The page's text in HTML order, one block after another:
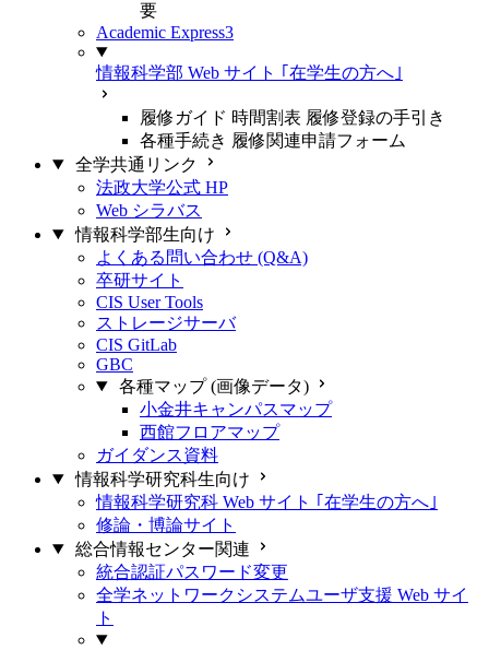
要
Academic Express3
情報科学部 Web サイト ｢在学生の方へ｣
履修ガイド 時間割表 履修登録の手引き
各種手続き 履修関連申請フォーム
全学共通リンク
法政大学公式 HP
Web シラバス
情報科学部生向け
よくある問い合わせ (Q&A)
卒研サイト
CIS User Tools
ストレージサーバ
CIS GitLab
GBC
各種マップ (画像データ)
小金井キャンパスマップ
西館フロアマップ
ガイダンス資料
情報科学研究科生向け
情報科学研究科 Web サイト ｢在学生の方へ｣
修論・博論サイト
総合情報センター関連
統合認証パスワード変更
全学ネットワークシステムユーザ支援 Web サイ
ト